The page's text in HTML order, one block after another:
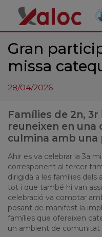
Gran
missa
28/04/2026
Famílies de 2n,
reuneixen en una
culmina amb una
Ahir es va celebrar la 3a
corresponent al tercer
dirigida a les famílies dels
tot i que també hi van
celebració va comptar
posant de manifest la
famílies que ofereixen
un ambient de comunitat